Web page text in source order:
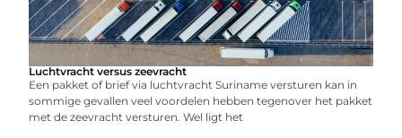
Luchtvracht versus zeevracht
Een pakket of brief via luchtvracht Suriname versturen kan in
sommige gevallen veel voordelen hebben tegenover het pakket
met de zeevracht versturen. Wel ligt het